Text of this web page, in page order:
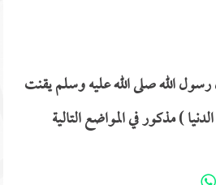
الله صلى الله عليه وسلم يقنت
) مذكور في المواضع التالية